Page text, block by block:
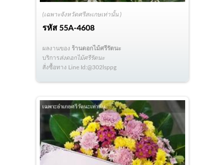
(เฉพาะจังหวัดศรีสะเกษเท่านั้น )
รหัส55A-4608
ผลงานของ ร้านดอกไม้ศรีรัตนะ
บริการส่งดอกไม้ศรีรัตนะ
สั่งซื้อทาง Line Id:@302lsppg